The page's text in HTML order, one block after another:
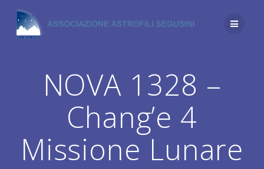
contenuto
NOVA 1328 –
Chang’e 4
Missione Lunare